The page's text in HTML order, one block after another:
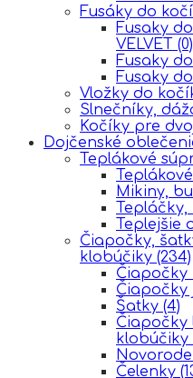
Fusáky do
Fusaky
VELVET (0)
Fusaky
Fusaky
Vložky do
Slnečníky,
Kočíky pre
Dojčenské
Teplákové
Mikiny,
Teplejšie
Čiapočky,
klobúčiky (234)
Čiapočky
Čiapočky
Šatky (4)
Čiapočky
klobúčiky
Čelenky